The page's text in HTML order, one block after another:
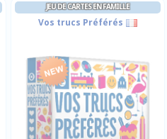
JEU DE CARTES EN FAMILLE
Vos trucs Préférés